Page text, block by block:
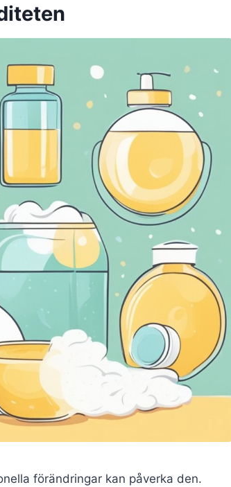
förändringar kan påverka den.